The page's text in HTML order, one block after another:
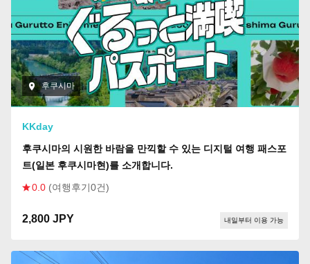
후쿠시마
KKday
후쿠시마의 시원한 바람을 만끽할 수 있는 디지털 여행 패스포
트(일본 후쿠시마현)를 소개합니다.
0.0 (여행후기0건)
2,800 JPY 내일부터 이용 가능